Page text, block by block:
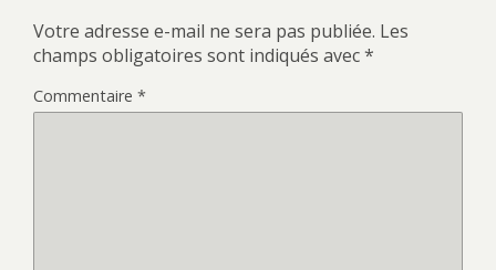
Votre adresse e-mail ne sera pas publiée. Les
champs obligatoires sont indiqués avec*
Commentaire *